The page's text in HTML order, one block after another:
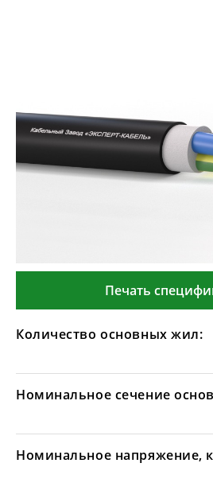
Печать
Количество основных жил:
Номинальное сечение
Номинальное напряжение,